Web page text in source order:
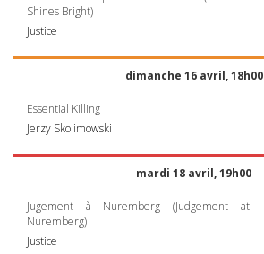
Shines Bright)
Justice
dimanche 16 avril, 18h00
Essential Killing
Jerzy Skolimowski
mardi 18 avril, 19h00
Jugement à Nuremberg (Judgement at
Nuremberg)
Justice